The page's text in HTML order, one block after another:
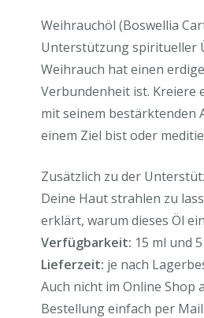
Weihrauchöl (Boswellia
Unterstützung spiritueller
Weihrauch hat einen
Verbundenheit ist. Kreiere
mit seinem bestärktenden
einem Ziel bist oder
Zusätzlich zu der
Deine Haut strahlen zu
erklärt, warum dieses Öl
Verfügbarkeit: 15 ml und
Lieferzeit: je nach
Auch nicht im Online
Bestellung einfach per Mail